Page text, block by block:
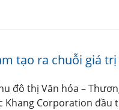
tạo ra chuỗi giá
đô thị Văn hóa –
Khang Corporation